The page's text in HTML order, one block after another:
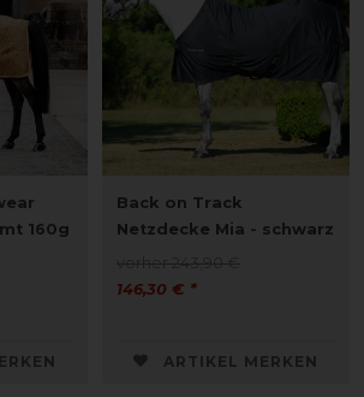
160g
Back on Track
Netzdecke Mia - schwarz
146,30 € *
ARTIKEL MERKEN